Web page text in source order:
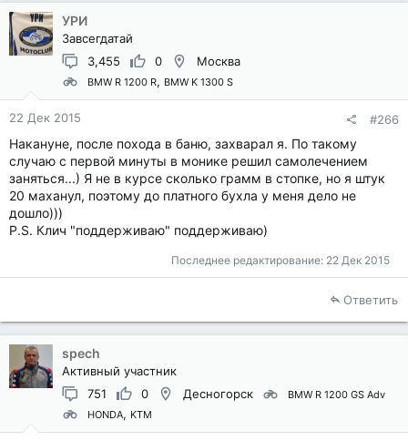
УРИ
Завсегдатай
3,455
0 Москва
BMW R 1200 R BMW K 1300 S
22 Дек 2015 #266
Накануне, после похода в баню, захварал я. По такому
случаю с первой минуты в монике решил самолечением
заняться...) Я не в курсе сколько грамм в стопке, но я штук
20 маханул, поэтому до платного бухла у меня дело не
дошло)))
P.S. Клич "поддерживаю" поддерживаю)
Последнее редактирование: 22 Дек 2015
Ответить
spech
Активный участник
751
0 Десногорск
BMW R 1200 GS Adv
HONDA
KTM